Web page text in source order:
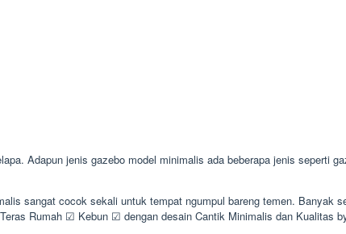
Adapun jenis gazebo model minimalis ada beberapa jenis seperti
sangat cocok sekali untuk tempat ngumpul bareng temen.
Rumah ☑ Kebun ☑ dengan desain Cantik Minimalis dan Kualitas